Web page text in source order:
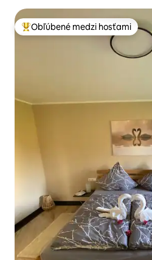
Najobľúbenejšie medzi hosťami
Obľúbené medzi hosťami